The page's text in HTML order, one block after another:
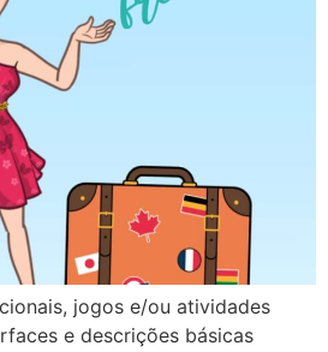
jogos e/ou atividades
e descrições básicas